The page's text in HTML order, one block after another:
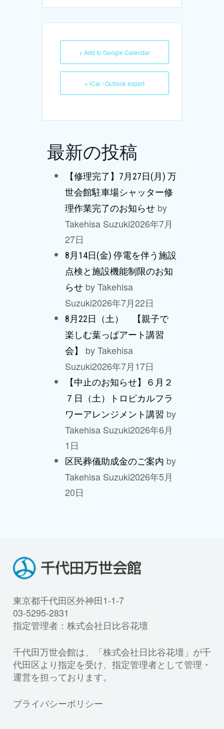
+ Add to Google Calendar
+ iCal / Outlook export
最新の投稿
【修理完了】7月27日(月) 万
世会館駐車場シャッター修
理作業完了のお知らせ by
Takehisa Suzuki2026年7月
27日
8月14日(金) 停電を伴う施設
点検と施設機能制限のお知
らせ by Takehisa
Suzuki2026年7月22日
8月22日（土） 【親子で
楽しむ葉っぱアート講習
会】
by Takehisa
Suzuki2026年7月17日
【中止のお知らせ】６月２
７日（土）トロピカルフラ
ワーアレンジメント講習 by
Takehisa Suzuki2026年6月
1日
区民葬儀助成金のご案内 by
Takehisa Suzuki2026年5月
20日
東京都千代田区外神田1-1-7
03-5295-2831
指定管理者：株式会社日比谷花壇
千代田万世会館は、「株式会社日比谷花壇」が千
代田区より指定を受け、指定管理者として管理・
運営を担っております。
プライバシーポリシー